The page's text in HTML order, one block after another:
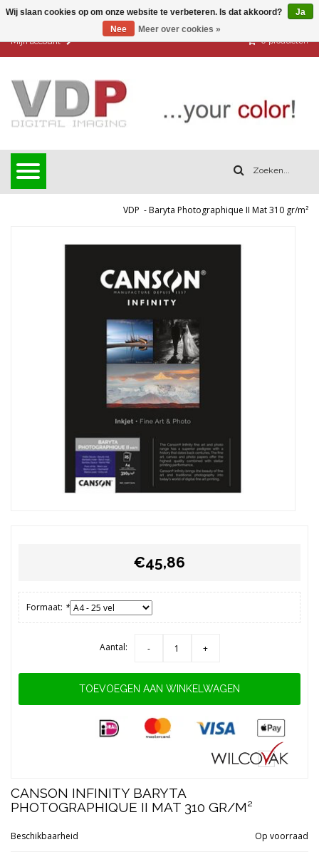
Mijn account 0 producten
VDP -Baryta Photographique II Mat 310 gr/m²
€45,86
Formaat: *
Aantal: - +
TOEVOEGEN AAN WINKELWAGEN
CANSON INFINITY BARYTA
PHOTOGRAPHIQUE II MAT 310 GR/M²
Beschikbaarheid Op voorraad
Wij slaan cookies op om onze website te verbeteren. Is dat akkoord?
Ja
Nee
Meer over cookies »